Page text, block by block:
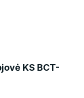
KS BCT-